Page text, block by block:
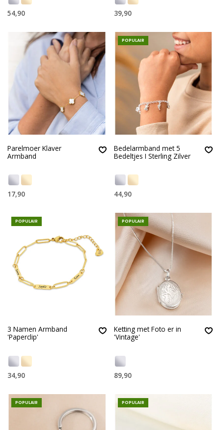
54,90 39,90
Parelmoer Klaver
Armband
17,90
POPULAIR
Bedelarmband met 5
Bedeltjes I Sterling Zilver
44,90
POPULAIR
3 Namen Armband
'Paperclip'
34,90
POPULAIR
Ketting met Foto er in
'Vintage'
89,90
POPULAIR POPULAIR